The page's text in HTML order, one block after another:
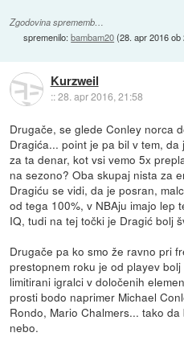
Zgodovina sprememb…
spremenilo:bambam20(28. apr 2016 ob
Kurzweil
::28. apr 2016, 21:58
Drugače, se glede Conley norca
Dragića... point je pa bil v tem,
za ta denar, kot vsi vemo 5x
na sezono? Oba skupaj nista za
Dragiću se vidi, da je posran,
od tega 100%, v NBAju imajo lep
IQ, tudi na tej točki je Dragić bolj
Drugače pa ko smo že ravno pri
prestopnem roku je od playev
limitirani igralci v določenih
prosti bodo naprimer Michael
Rondo, Mario Chalmers... tako
nebo.